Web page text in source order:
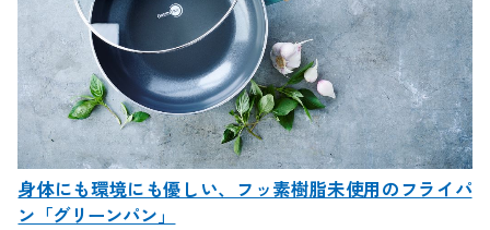
身体にも環境にも優しい、フッ素樹脂未使用のフライパ
ン「グリーンパン」